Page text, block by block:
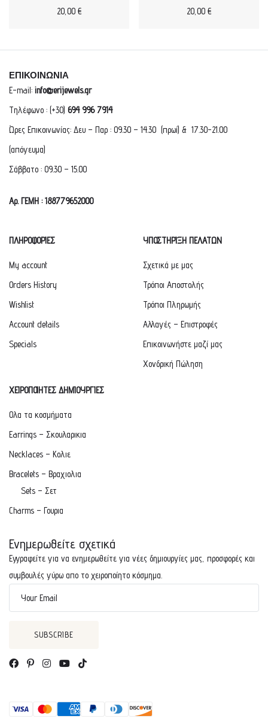
20,00 €
20,00 €
ΕΠΙΚΟΙΝΩΝΙΑ
E-mail: info@erijewels.gr
Τηλέφωνο : (+30) 694 996 7914
Ώρες Επικοινωνίας: Δευ – Παρ : 09.30 – 14.30 (πρωί) & 17.30-21.00
(απόγευμα)
Σάββατο : 09.30 – 15.00
Αρ. ΓΕΜΗ : 188779652000
ΠΛΗΡΟΦΟΡΙΕΣ
My account
Orders History
Wishlist
Account details
Specials
ΥΠΟΣΤΗΡΙΞΗ ΠΕΛΑΤΩΝ
Σχετικά με μας
Τρόποι Αποστολής
Τρόποι Πληρωμής
Αλλαγές – Επιστροφές
Επικοινωνήστε μαζί μας
Χονδρική Πώληση
ΧΕΙΡΟΠΟΙΗΤΕΣ ΔΗΜΙΟΥΡΓΙΕΣ
Ολα τα κοσμήματα
Earrings – Σκουλαρικια
Necklaces – Κολιε
Bracelets – Βραχιολια
Sets – Σετ
Charms – Γουρια
Ενημερωθείτε σχετικά
Εγγραφείτε για να ενημερωθείτε για νέες δημιουργίες μας, προσφορές και
συμβουλές γύρω απο το χειροποίητο κόσμημα.
Your Email